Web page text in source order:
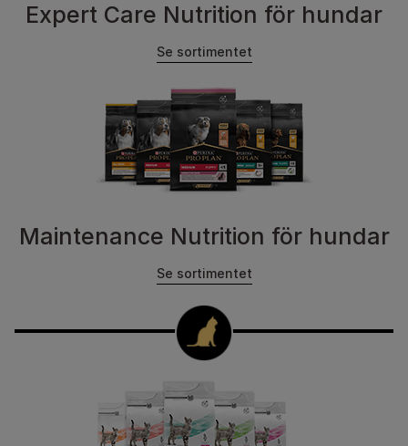
Expert Care Nutrition för hundar
Se sortimentet
Maintenance Nutrition för hundar
Se sortimentet